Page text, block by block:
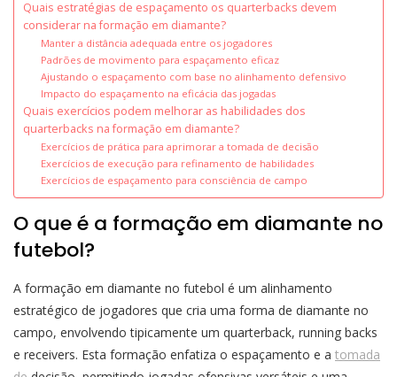
Quais estratégias de espaçamento os quarterbacks devem
considerar na formação em diamante?
Manter a distância adequada entre os jogadores
Padrões de movimento para espaçamento eficaz
Ajustando o espaçamento com base no alinhamento defensivo
Impacto do espaçamento na eficácia das jogadas
Quais exercícios podem melhorar as habilidades dos
quarterbacks na formação em diamante?
Exercícios de prática para aprimorar a tomada de decisão
Exercícios de execução para refinamento de habilidades
Exercícios de espaçamento para consciência de campo
O que é a formação em diamante no
futebol?
A formação em diamante no futebol é um alinhamento
estratégico de jogadores que cria uma forma de diamante no
campo, envolvendo tipicamente um quarterback, running backs
e receivers. Esta formação enfatiza o espaçamento e a tomada